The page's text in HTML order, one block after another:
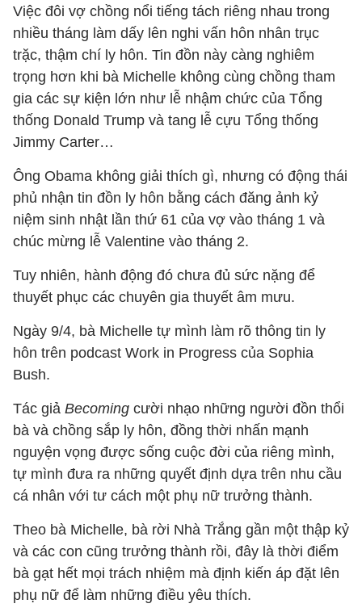
Việc đôi vợ chồng nổi tiếng tách riêng nhau trong
nhiều tháng làm dấy lên nghi vấn hôn nhân trục
trặc, thậm chí ly hôn. Tin đồn này càng nghiêm
trọng hơn khi bà Michelle không cùng chồng tham
gia các sự kiện lớn như lễ nhậm chức của Tổng
thống Donald Trump và tang lễ cựu Tổng thống
Jimmy Carter…
Ông Obama không giải thích gì, nhưng có động thái
phủ nhận tin đồn ly hôn bằng cách đăng ảnh kỷ
niệm sinh nhật lần thứ 61 của vợ vào tháng 1 và
chúc mừng lễ Valentine vào tháng 2.
Tuy nhiên, hành động đó chưa đủ sức nặng để
thuyết phục các chuyên gia thuyết âm mưu.
Ngày 9/4, bà Michelle tự mình làm rõ thông tin ly
hôn trên podcast Work in Progress của Sophia
Bush.
Tác giả Becoming cười nhạo những người đồn thổi
bà và chồng sắp ly hôn, đồng thời nhấn mạnh
nguyện vọng được sống cuộc đời của riêng mình,
tự mình đưa ra những quyết định dựa trên nhu cầu
cá nhân với tư cách một phụ nữ trưởng thành.
Theo bà Michelle, bà rời Nhà Trắng gần một thập kỷ
và các con cũng trưởng thành rồi, đây là thời điểm
bà gạt hết mọi trách nhiệm mà định kiến áp đặt lên
phụ nữ để làm những điều yêu thích.